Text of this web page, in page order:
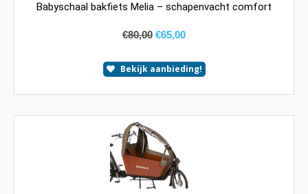
Babyschaal bakfiets Melia – schapenvacht comfort
€80,00 €65,00
Bekijk aanbieding!